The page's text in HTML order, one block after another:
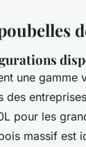
une gamme
des
pour les
massif est